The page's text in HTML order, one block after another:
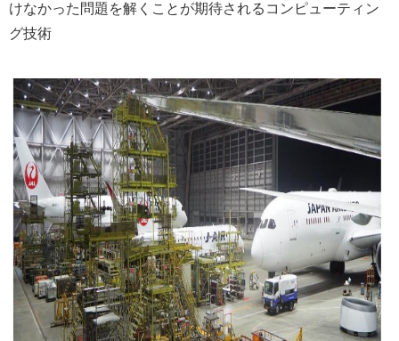
けなかった問題を解くことが期待されるコンピューティン
グ技術